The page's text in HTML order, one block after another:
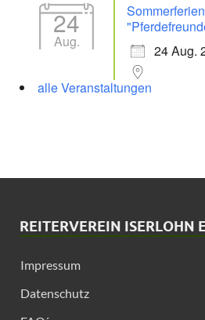
24
Aug.
24 Aug.
alle Veranstaltungen
REITERVEREIN ISERLOHN
Impressum
Datenschutz